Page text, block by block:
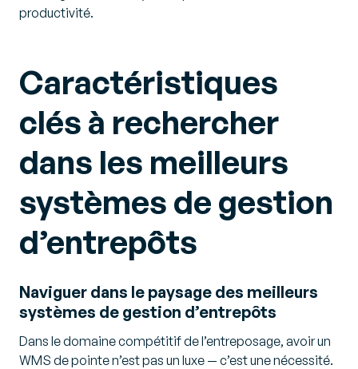
productivité.
Caractéristiques
clés à rechercher
dans les meilleurs
systèmes de gestion
d’entrepôts
Naviguer dans le paysage des meilleurs
systèmes de gestion d’entrepôts
Dans le domaine compétitif de l’entreposage, avoir un
WMS de pointe n’est pas un luxe — c’est une nécessité.